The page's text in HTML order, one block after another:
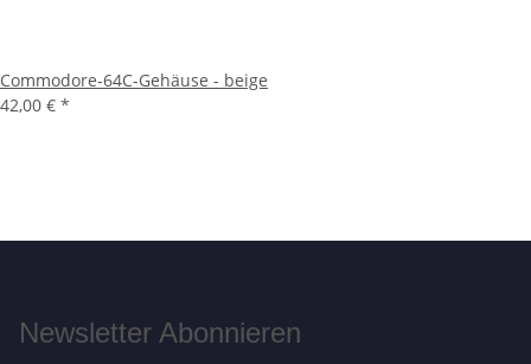
Commodore-64C-Gehäuse - beige
42,00 € *
Newsletter Abonnieren